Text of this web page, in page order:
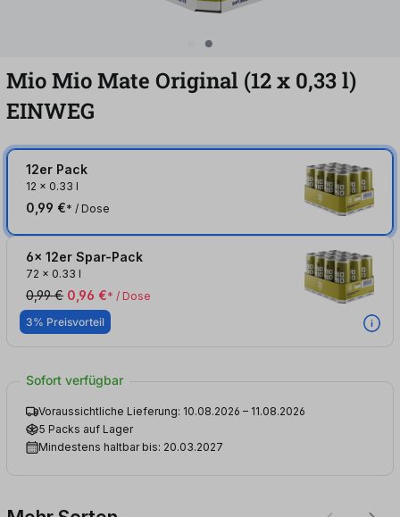
Mio Mio Mate Original (12x 0,33l)
EINWEG
12er Pack
12 x 0.33 l
0,99 €* / Dose
6x 12er Spar-Pack
72 x 0.33 l
0,99 € 0,96 €* / Dose
3% Preisvorteil
Sofort verfügbar
Voraussichtliche Lieferung: 10.08.2026 – 11.08.2026
5 Packs auf Lager
Mindestens haltbar bis: 20.03.2027